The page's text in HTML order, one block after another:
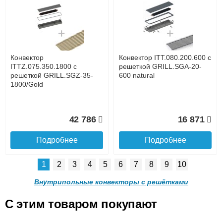
до подъезда
услуга платная
Конвектор ITT.080.200.1300
с решеткой GRILL.SGW-20-
1300 венге
35 326
Подробнее
Конвектор ITT.080.200.1000
с решеткой GRILL.SGW-20-
1000 венге
28 391
Конвектор ITT.080.200.900 с
решеткой GRILL.SGW-20-
900 венге
Конвектор ITT.080.200.800 с
решеткой GRILL.SGW-20-
800 венге
Конвектор
ITTZ.075.350.1800 с
решеткой GRILL.SGZ-35-
1800/Gold
42 786
Подробнее
Конвектор ITT.080.200.600 с
решеткой GRILL.SGA-20-
600 natural
16 871
Подробнее
1 2 3 4 5 6 7 8 9 10
Внутрипольные конвекторы с решётками
C этим товаром покупают